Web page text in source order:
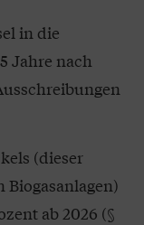
in die
Jahre nach
(dieser
Biogasanlagen)
ab 2026 (§